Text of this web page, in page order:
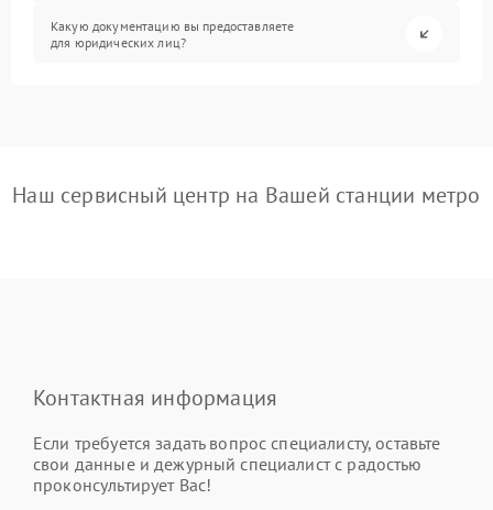
Какую документацию вы предоставляете
для юридических лиц?
Наш сервисный центр на Вашей станции метро
Контактная информация
Если требуется задать вопрос специалисту, оставьте
свои данные и дежурный специалист с радостью
проконсультирует Вас!